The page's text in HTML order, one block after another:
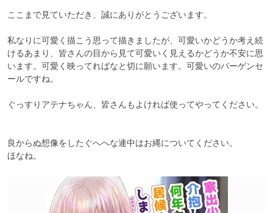
ここまで見ていただき、誠にありがとうございます。
私なりに可愛く描こう思って描きましたが、可愛いかどうか考え続
けるあまり、皆さんの目から見て可愛いく見えるかどうか不安に思
います。可愛く映ってればなと切に願います。可愛いのバーゲンセ
ールですね。
ぐっすりアテナちゃん、皆さんもよければ使ってやってください。
良からぬ想像をしたぐへへな連中はお縄についてください。
ほなね。